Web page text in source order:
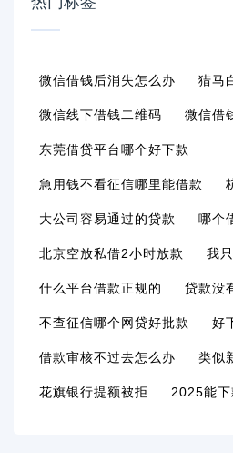
微信借钱后消失怎么办 猎马
微信线下借钱二维码 微信借
东莞借贷平台哪个好下款
急用钱不看征信哪里能借款
大公司容易通过的贷款 哪个
北京空放私借2小时放款 我
什么平台借款正规的 贷款没
不查征信哪个网贷好批款 好
借款审核不过去怎么办 类似
花旗银行提额被拒 2025能